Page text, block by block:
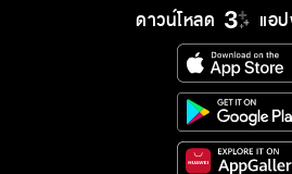
ดาวน์โหลด แอ